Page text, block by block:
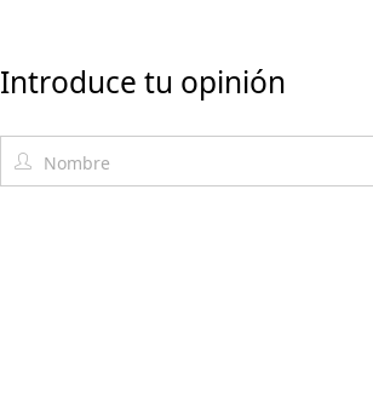
Introduce tu opinión